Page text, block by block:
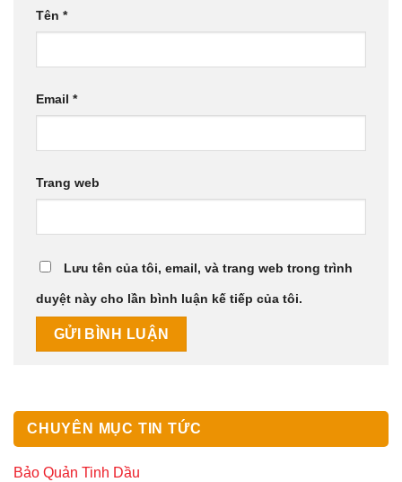
Tên *
Email *
Trang web
Lưu tên của tôi, email, và trang web trong trình
duyệt này cho lần bình luận kế tiếp của tôi.
CHUYÊN MỤC TIN TỨC
Bảo Quản Tinh Dầu